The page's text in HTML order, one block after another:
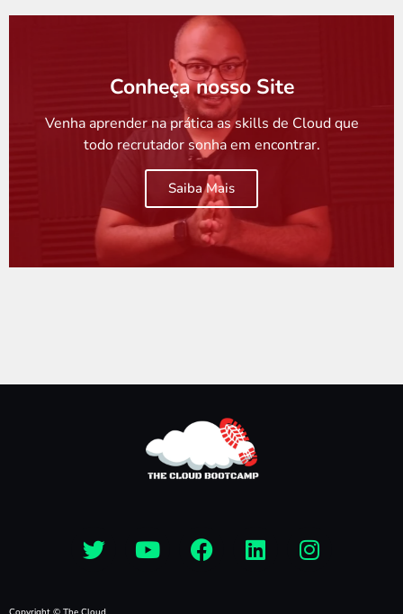
Conheça nosso Site
Venha aprender na prática as skills de Cloud que
todo recrutador sonha em encontrar.
Saiba Mais